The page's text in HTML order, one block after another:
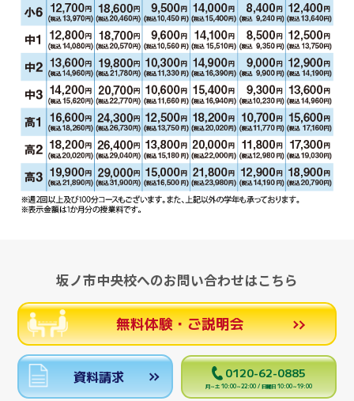
坂ノ市中央校へのお問い合わせはこちら
無料体験・ご説明会
資料請求 0120-62-0885
月～土 10:00～22:00 / 日曜日 10:00～19:00